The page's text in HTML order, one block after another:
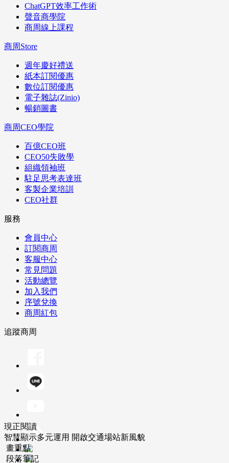
ChatGPT效率工作術
聲音商學院
商周線上課程
商周Store
週年慶好禮送
紙本訂閱優惠
數位訂閱優惠
電子雜誌(Zinio)
暢銷圖書
商周CEO學院
百億CEO班
CEO50失敗學
組織領袖班
駐足思考表達班
客製企業培訓
CEO社群
服務
會員中心
訂閱商周
客服中心
常見問題
活動總覽
加入我們
序號兌換
商周紅包
追蹤商周
現正閱讀
智慧顯示多元運用 開啟交通場站新風貌
畫重點
段落筆記